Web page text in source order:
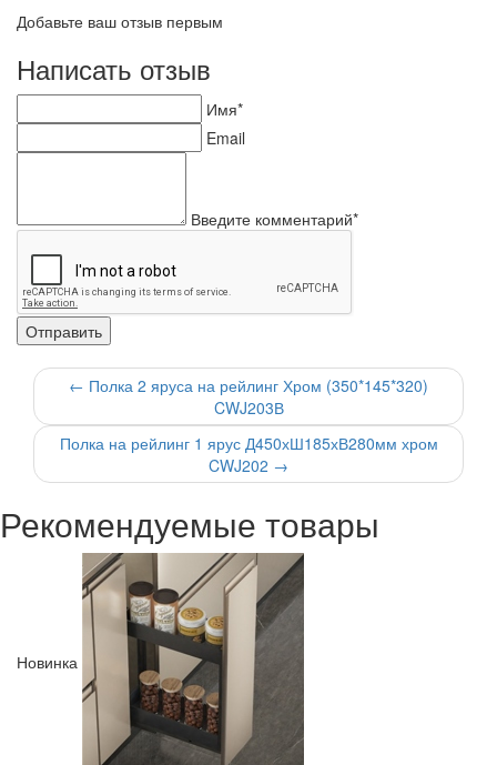
Добавьте ваш отзыв первым
Написать отзыв
Имя*
Email
Введите комментарий*
← Полка 2 яруса на рейлинг Хром (350*145*320)
CWJ203В
Полка на рейлинг 1 ярус Д450хШ185хВ280мм хром
CWJ202 →
Рекомендуемые товары
Новинка